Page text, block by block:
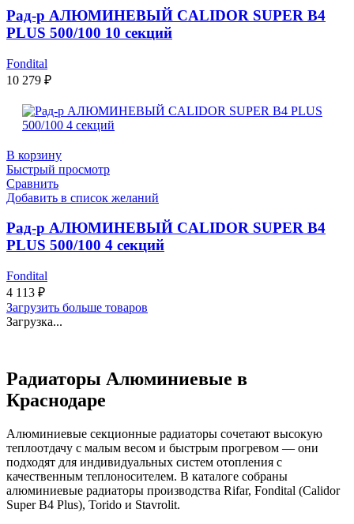
Рад-р АЛЮМИНЕВЫЙ CALIDOR SUPER B4
PLUS 500/100 10 секций
Fondital
10 279 ₽
В корзину
Быстрый просмотр
Сравнить
Добавить в список желаний
Рад-р АЛЮМИНЕВЫЙ CALIDOR SUPER B4
PLUS 500/100 4 секций
Fondital
4 113 ₽
Загрузить больше товаров
Загрузка...
Радиаторы Алюминиевые в
Краснодаре
Алюминиевые секционные радиаторы сочетают высокую
теплоотдачу с малым весом и быстрым прогревом — они
подходят для индивидуальных систем отопления с
качественным теплоносителем. В каталоге собраны
алюминиевые радиаторы производства Rifar, Fondital (Calidor
Super B4 Plus), Torido и Stavrolit.